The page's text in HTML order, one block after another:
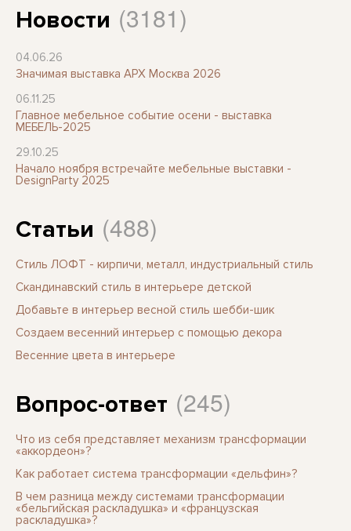
Новости (3181)
04.06.26
Значимая выставка АРХ Москва 2026
06.11.25
Главное мебельное событие осени - выставка
МЕБЕЛЬ-2025
29.10.25
Начало ноября встречайте мебельные выставки -
DesignParty 2025
Статьи (488)
Стиль ЛОФТ - кирпичи, металл, индустриальный стиль
Скандинавский стиль в интерьере детской
Добавьте в интерьер весной стиль шебби-шик
Создаем весенний интерьер с помощью декора
Весенние цвета в интерьере
Вопрос-ответ (245)
Что из себя представляет механизм трансформации
«аккордеон»?
Как работает система трансформации «дельфин»?
В чем разница между системами трансформации
«бельгийская раскладушка» и «французская
раскладушка»?